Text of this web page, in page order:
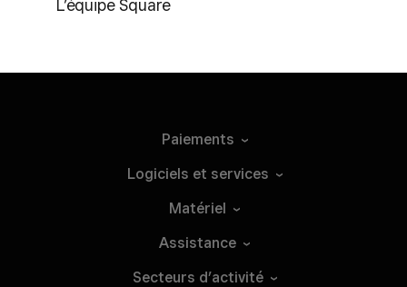
L’équipe Square
Paiements
Logiciels et services
Matériel
Assistance
Secteurs d’activité